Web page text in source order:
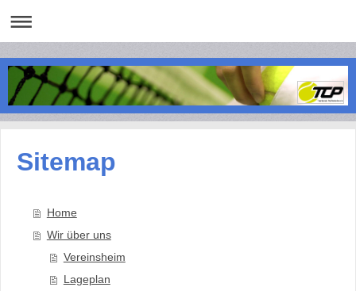
Sitemap
Home
Wir über uns
Vereinsheim
Lageplan